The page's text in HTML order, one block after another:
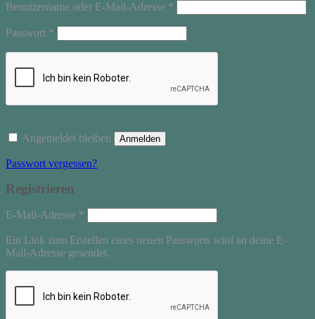
Benutzername oder E-Mail-Adresse *
Passwort *
Angemeldet bleiben Anmelden
Passwort vergessen?
Registrieren
E-Mail-Adresse *
Ein Link zum Erstellen eines neuen Passworts wird an deine E-
Mail-Adresse gesendet.